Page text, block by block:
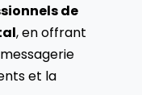
de
, en offrant
et la